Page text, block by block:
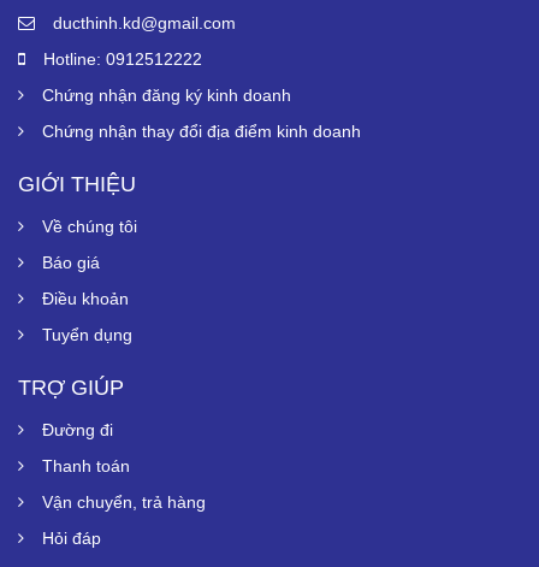
ducthinh.kd@gmail.com
Hotline: 0912512222
Chứng nhận đăng ký kinh doanh
Chứng nhận thay đổi địa điểm kinh doanh
GIỚI THIỆU
Về chúng tôi
Báo giá
Điều khoản
Tuyển dụng
TRỢ GIÚP
Đường đi
Thanh toán
Vận chuyển, trả hàng
Hỏi đáp